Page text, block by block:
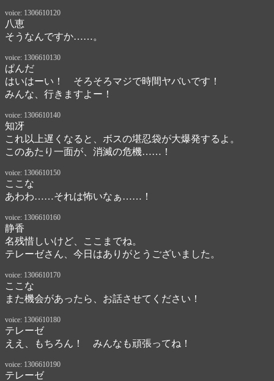
voice: 1306610120
八恵
そうなんですか……。
voice: 1306610130
ぱんだ
はいはーい！　そろそろマジで時間ヤバいです！
みんな、行きますよー！
voice: 1306610140
知冴
これ以上遅くなると、ボスの堪忍袋が大爆発するよ。
このあたり一面が、消滅の危機……！
voice: 1306610150
ここな
あわわ……それは怖いなぁ……！
voice: 1306610160
静香
名残惜しいけど、ここまでね。
テレーゼさん、今日はありがとうございました。
voice: 1306610170
ここな
また機会があったら、お話させてください！
voice: 1306610180
テレーゼ
ええ、もちろん！　みんなも頑張ってね！
voice: 1306610190
テレーゼ